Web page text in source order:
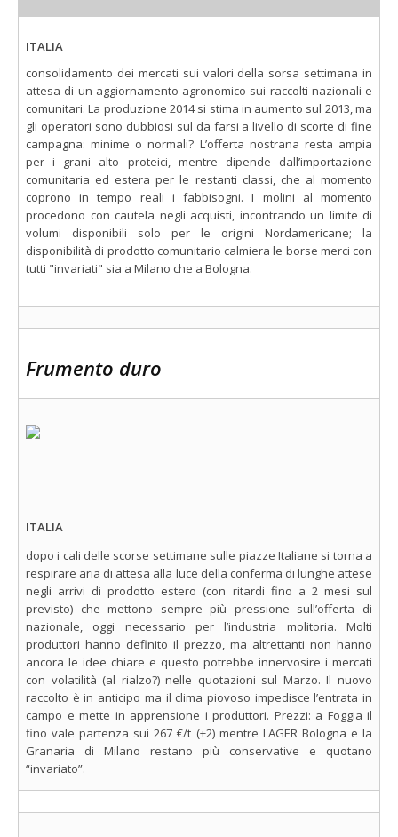
ITALIA
consolidamento dei mercati sui valori della sorsa settimana in
attesa di un aggiornamento agronomico sui raccolti nazionali e
comunitari. La produzione 2014 si stima in aumento sul 2013, ma
gli operatori sono dubbiosi sul da farsi a livello di scorte di fine
campagna: minime o normali? L’offerta nostrana resta ampia
per i grani alto proteici, mentre dipende dall’importazione
comunitaria ed estera per le restanti classi, che al momento
coprono in tempo reali i fabbisogni. I molini al momento
procedono con cautela negli acquisti, incontrando un limite di
volumi disponibili solo per le origini Nordamericane; la
disponibilità di prodotto comunitario calmiera le borse merci con
tutti "invariati" sia a Milano che a Bologna.
Frumento duro
ITALIA
dopo i cali delle scorse settimane sulle piazze Italiane si torna a
respirare aria di attesa alla luce della conferma di lunghe attese
negli arrivi di prodotto estero (con ritardi fino a 2 mesi sul
previsto) che mettono sempre più pressione sull’offerta di
nazionale, oggi necessario per l’industria molitoria. Molti
produttori hanno definito il prezzo, ma altrettanti non hanno
ancora le idee chiare e questo potrebbe innervosire i mercati
con volatilità (al rialzo?) nelle quotazioni sul Marzo. Il nuovo
raccolto è in anticipo ma il clima piovoso impedisce l’entrata in
campo e mette in apprensione i produttori. Prezzi: a Foggia il
fino vale partenza sui 267 €/t (+2) mentre l'AGER Bologna e la
Granaria di Milano restano più conservative e quotano
“invariato”.